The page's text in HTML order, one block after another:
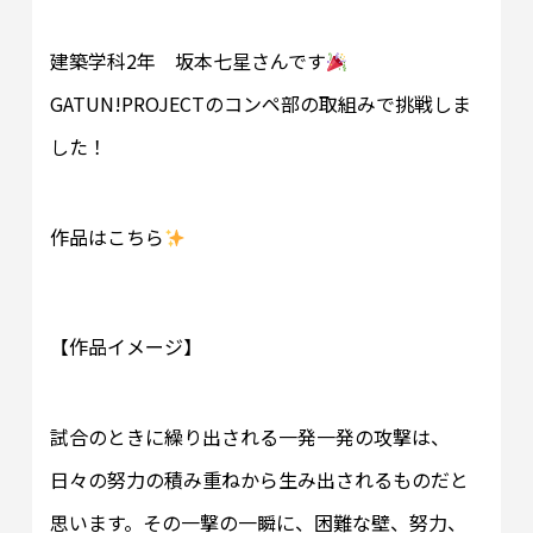
建築学科2年 坂本七星さんです
GATUN!PROJECTのコンペ部の取組みで挑戦しま
した！
作品はこちら
【作品イメージ】
試合のときに繰り出される一発一発の攻撃は、
日々の努力の積み重ねから生み出されるものだと
思います。その一撃の一瞬に、困難な壁、努力、